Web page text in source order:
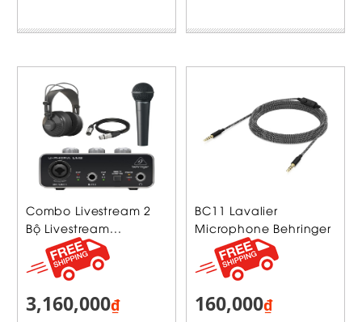
Combo Livestream 2
Bộ Livestream...
3,160,000₫
BC11 Lavalier
Microphone Behringer
160,000₫